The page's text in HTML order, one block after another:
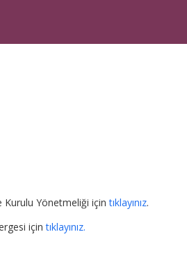
Kurulu Yönetmeliği içintıklayınız.
içintıklayınız.